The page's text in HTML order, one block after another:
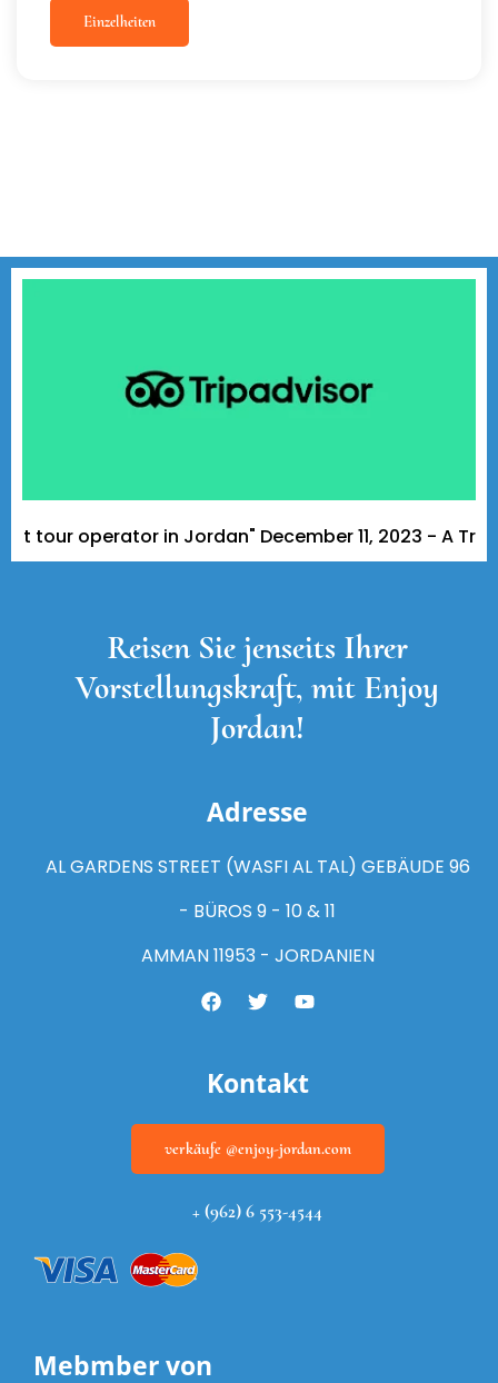
Einzelheiten
operator in Jordan" December 11, 2023 - A
Reisen Sie jenseits Ihrer
Vorstellungskraft, mit Enjoy
Jordan!
Adresse
AL GARDENS STREET (WASFI AL TAL) GEBÄUDE 96
- BÜROS 9 - 10 & 11
AMMAN 11953 - JORDANIEN
Kontakt
verkäufe @enjoy-jordan.com
+ (962) 6 553-4544
Mebmber von